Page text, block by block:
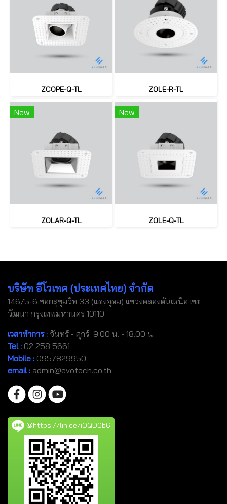
ZCOPE-Q-TL ZOLE-R-TL
New
ZOLAR-Q-TL
New
ZOLE-Q-TL
บริษัท อีโวเทค (ประเทศไทย) จำกัด
146/5-6 ซอยสุขุมวิท 33 (แดงอุดม) แขวงคลองตันเหนือ เขต
วัฒนา กรุงเทพมหานคร 10110
เวลาทำการ : จันทร์ - ศุกร์ 9.00 น. - 18.00 น.
Tel : 02 258 5661
Mobile : 0957829950
email : admin@evotech.co.th
@https://lin.ee/iOQD0b6